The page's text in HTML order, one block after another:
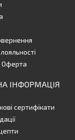
Оферта
ІНФОРМАЦІЯ
сертифікати